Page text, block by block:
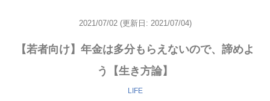
2021/07/02 (更新日: 2021/07/04)
【若者向け】年金は多分もらえないので、諦めよ
う【生き方論】
LIFE